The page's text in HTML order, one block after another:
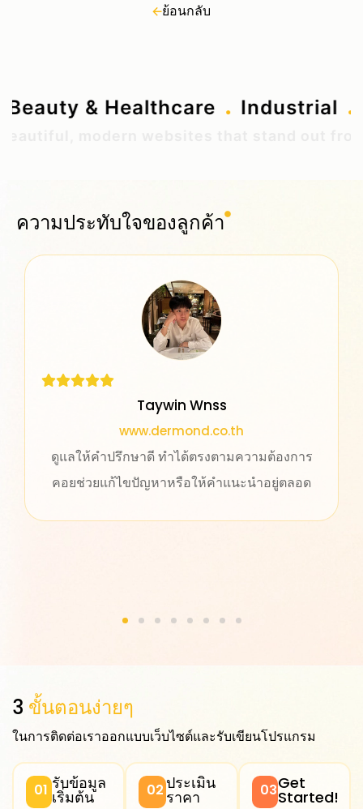
ย้อนกลับ
. Beauty & Healthcare . Industrial
ความประทับใจของลูกค้า
Taywin Wnss
www.dermond.co.th
ดูแลให้คำปรึกษาดี ทำได้ตรงตามความต้องการ
คอยช่วยแก้ไขปัญหาหรือให้คำแนะนำอยู่ตลอด
3 ขั้นตอนง่ายๆ
ในการติดต่อเราออกแบบเว็บไซต์และรับเขียนโปรแกรม
01 รับข้อมูล
เริ่มต้น 02 ประเมิน
ราคา 03Get
Started!